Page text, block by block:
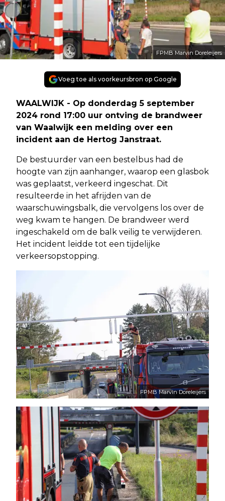
FPMB Marvin Doreleijers
Voeg toe als voorkeursbron op Google
WAALWIJK - Op donderdag 5 september
2024 rond 17:00 uur ontving de brandweer
van Waalwijk een melding over een
incident aan de Hertog Janstraat.
De bestuurder van een bestelbus had de
hoogte van zijn aanhanger, waarop een glasbok
was geplaatst, verkeerd ingeschat. Dit
resulteerde in het afrijden van de
waarschuwingsbalk, die vervolgens los over de
weg kwam te hangen. De brandweer werd
ingeschakeld om de balk veilig te verwijderen.
Het incident leidde tot een tijdelijke
verkeersopstopping.
FPMB Marvin Doreleijers